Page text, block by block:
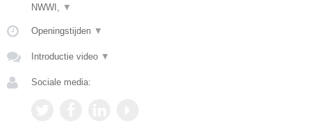
NWWI,
▼
Openingstijden ▼
Introductie video ▼
Sociale media: